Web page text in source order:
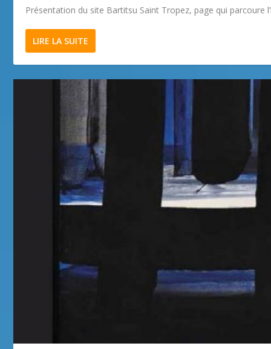
Présentation du site Bartitsu Saint Tropez, page qui parcoure
LIRE LA SUITE